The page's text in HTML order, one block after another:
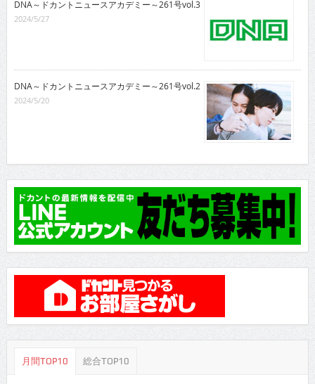
DNA～ドカントニュースアカデミー～261号vol.3
2024/5/27
DNA～ドカントニュースアカデミー～261号vol.2
2024/5/20
月間TOP10 総合TOP10